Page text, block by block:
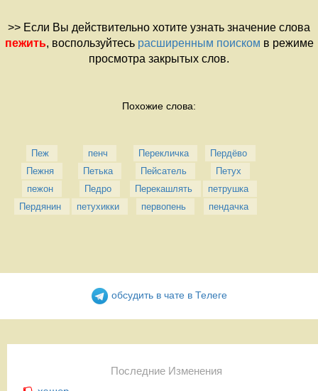
>> Если Вы действительно хотите узнать значение слова
пежить, воспользуйтесь расширенным поиском в режиме
просмотра закрытых слов.
Похожие слова:
Пеж
Пежня
пежон
Пердянин
пенч
Петька
Педро
петухикки
Перекличка
Пейсатель
Перекашлять
первопень
Пердёво
Петух
петрушка
пендачка
обсудить в чате в Телеге
Последние Изменения